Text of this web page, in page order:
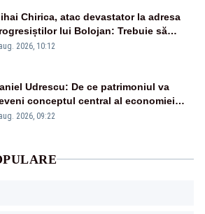
Chirica, atac devastator la adresa
lui Bolojan: Trebuie să
și natura, dar nu șținem omaneii
2026, 10:12
Udrescu: De ce patrimoniul va
conceptul central al economiei
2026, 09:22